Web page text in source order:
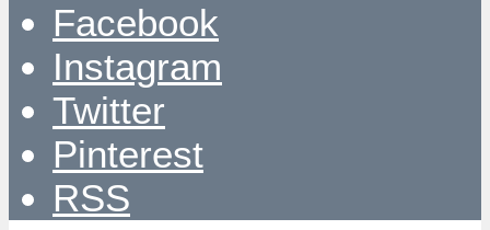
Facebook
Instagram
Twitter
Pinterest
RSS